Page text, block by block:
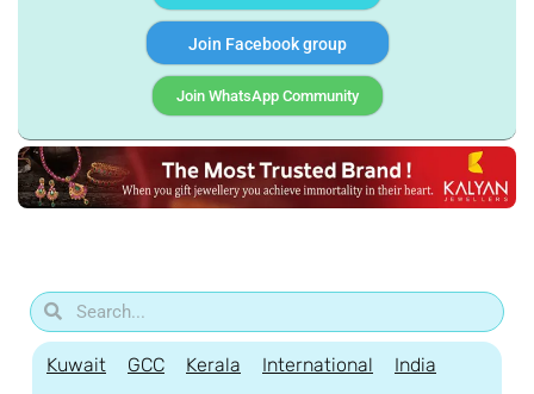
Join Facebook group
Join WhatsApp Community
Kuwait GCC Kerala International India